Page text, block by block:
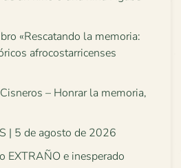
«Rescatando la memoria:
afrocostarricenses
– Honrar la memoria,
| 5 de agosto de 2026
EXTRAÑO e inesperado